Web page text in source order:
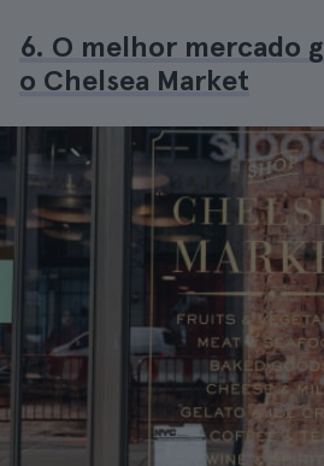
6. O melhor mercado
o Chelsea Market